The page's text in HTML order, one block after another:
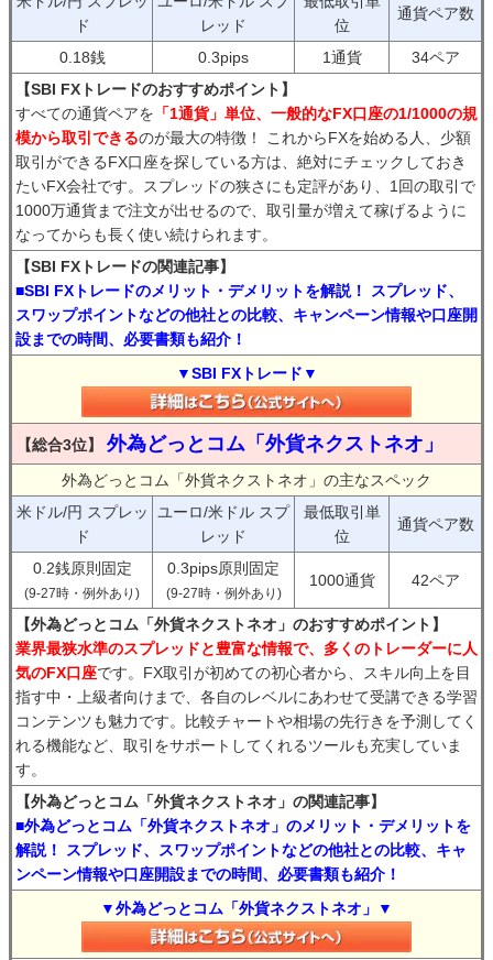
ド
レッド
位
通貨ペア数
0.18銭 0.3pips 1通貨
34ペア
【SBI FXトレードのおすすめポイント】
すべての通貨ペアを 「1通貨」単位、一般的なFX口座の1/1000の規
模から取引できるのが最大の特徴！ これからFXを始める人、少額
取引ができるFX口座を探している方は、絶対にチェックしておき
たいFX会社です。スプレッドの狭さにも定評があり、1回の取引で
1000万通貨まで注文が出せるので、取引量が増えて稼げるように
なってからも長く使い続けられます。
【SBI FXトレードの関連記事】
■SBI FXトレードのメリット・デメリットを解説！ スプレッド、
スワップポイントなどの他社との比較、キャンペーン情報や口座開
設までの時間、必要書類も紹介！
▼SBI FXトレード▼
【総合3位】 外為どっとコム「外貨ネクストネオ」
外為どっとコム「外貨ネクストネオ」の主なスペック
米ドル/円 スプレッ
ド
ユーロ/米ドル スプ
レッド
最低取引単
位
通貨ペア数
0.2銭原則固定
(9-27時・例外あり)
0.3pips原則固定
(9-27時・例外あり)
1000通貨 42ペア
【外為どっとコム「外貨ネクストネオ」のおすすめポイント】
業界最狭水準のスプレッドと豊富な情報で、多くのトレーダーに人
気のFX口座です。FX取引が初めての初心者から、スキル向上を目
指す中・上級者向けまで、各自のレベルにあわせて受講できる学習
コンテンツも魅力です。比較チャートや相場の先行きを予測してく
れる機能など、取引をサポートしてくれるツールも充実していま
す。
【外為どっとコム「外貨ネクストネオ」の関連記事】
■外為どっとコム「外貨ネクストネオ」のメリット・デメリットを
解説！ スプレッド、スワップポイントなどの他社との比較、キャ
ンペーン情報や口座開設までの時間、必要書類も紹介！
▼外為どっとコム「外貨ネクストネオ」▼